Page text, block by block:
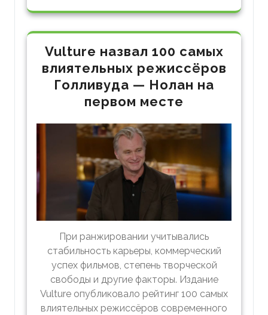
Vulture назвал 100 самых
влиятельных режиссёров
Голливуда — Нолан на
первом месте
При ранжировании учитывались
стабильность карьеры, коммерческий
успех фильмов, степень творческой
свободы и другие факторы. Издание
Vulture опубликовало рейтинг 100 самых
влиятельных режиссёров современного